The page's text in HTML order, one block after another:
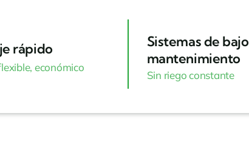
rápido
económico
Sistemas de bajo
mantenimiento
Sin riego constante